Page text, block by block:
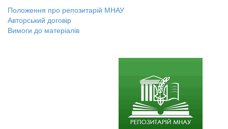
Положення про репозитарій МНАУ
Авторський договір
Вимоги до матеріалів